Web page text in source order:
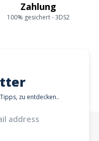
Zahlung
100% gesichert - 3DS2
zu entdecken..